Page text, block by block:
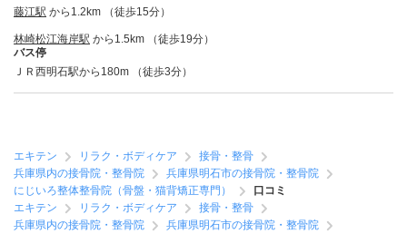
藤江駅 から1.2km （徒歩15分）
林崎松江海岸駅 から1.5km （徒歩19分）
バス停
ＪＲ西明石駅から180m （徒歩3分）
エキテン リラク・ボディケア
接骨・整骨
兵庫県内の接骨院・整骨院
兵庫県明石市の接骨院・整骨院
にじいろ整体整骨院（骨盤・猫背矯正専門）
口コミ
エキテン
リラク・ボディケア
接骨・整骨
兵庫県内の接骨院・整骨院
兵庫県明石市の接骨院・整骨院